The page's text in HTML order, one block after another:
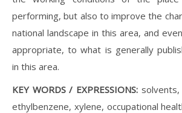
performing, but also to improve the
national landscape in this area, and
appropriate, to what is generally
in this area.
KEY WORDS / EXPRESSIONS:
ethylbenzene, xylene, occupational